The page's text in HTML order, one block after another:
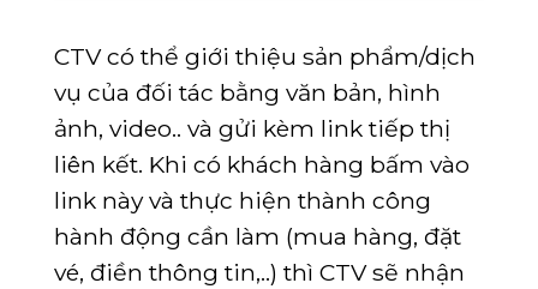
CTV có thể giới thiệu sản phẩm/dịch
vụ của đối tác bằng văn bản, hình
ảnh, video.. và gửi kèm link tiếp thị
liên kết. Khi có khách hàng bấm vào
link này và thực hiện thành công
hành động cần làm (mua hàng, đặt
vé, điền thông tin,..) thì CTV sẽ nhận